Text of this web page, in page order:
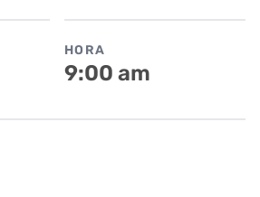
HORA
9:00 am